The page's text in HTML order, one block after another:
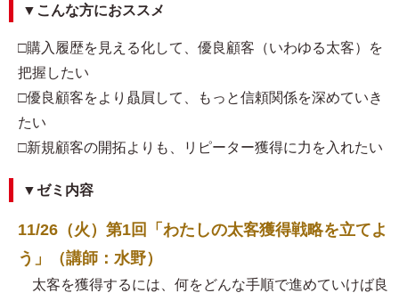
▼こんな方におススメ
□購入履歴を見える化して、優良顧客（いわゆる太客）を
把握したい
□優良顧客をより贔屓して、もっと信頼関係を深めていき
たい
□新規顧客の開拓よりも、リピーター獲得に力を入れたい
▼ゼミ内容
11/26（火）第1回「わたしの太客獲得戦略を立てよ
う」（講師：水野）
太客を獲得するには、何をどんな手順で進めていけば良